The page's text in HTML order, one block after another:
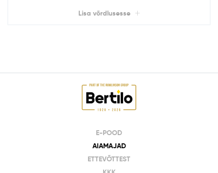
Lisa võrdlusesse
E-POOD
AIAMAJAD
ETTEVÕTTEST